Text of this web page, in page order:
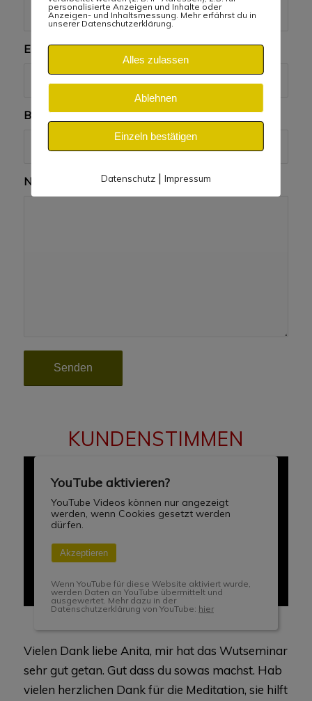
E-Mail*
Betreff*
Nachricht
KUNDENSTIMMEN
YouTube aktivieren?
YouTube Videos können nur angezeigt
werden, wenn Cookies gesetzt werden
dürfen.
Akzeptieren
Wenn YouTube für diese Website aktiviert wurde,
werden Daten an YouTube übermittelt und
ausgewertet. Mehr dazu in der
Datenschutzerklärung von YouTube: hier
Vielen Dank liebe Anita, mir hat das Wutseminar
sehr gut getan. Gut dass du sowas machst. Hab
vielen herzlichen Dank für die Meditation, sie hilft
personalisierte Anzeigen und Inhalte oder
Anzeigen- und Inhaltsmessung. Mehr erfährst du in
unserer Datenschutzerklärung.
Alles zulassen
Ablehnen
Einzeln bestätigen
Datenschutz| Impressum